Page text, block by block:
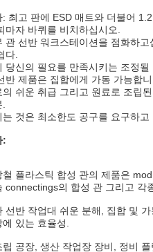
: 최고 판에 ESD 매트와 더불어
마자 바퀴를 비치하십시오.
관 선반 워크스테이션을 점화하
다.
당신의 필요를 만족시키는 조정
반 제품은 집합에게 가동 가능합
의 쉬운 취급 그리고 원료로 조립
는 것은 최소한도 공구를 요구하
:
철 플라스틱 합성 관의 제품은
connectings의 합성 관 그리고 각
선반 작업대 쉬운 분해, 집합 및
있는 효율성.
립 공장, 생산 작업장 장비, 정비